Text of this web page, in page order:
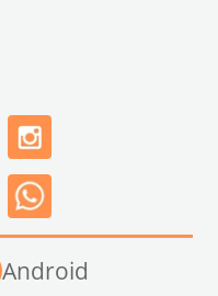
Android